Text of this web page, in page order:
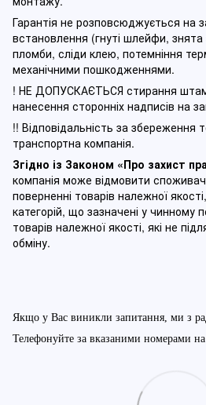
Гарантія не розповсюджується на
встановлення (гнуті шлейфи, знята
пломби, сліди клею, потемніння
механічними пошкодженнями.
! НЕ ДОПУСКАЄТЬСЯ стирання
нанесення сторонніх надписів на
!! Відповідальність за збереження
транспортна компанія.
Згідно із Законом «Про захист
компанія може відмовити
поверненні товарів належної
категорій, що зазначені у чинному п
товарів належної якості, які не
обміну.
Якщо у Вас виникли запитання, ми з
Телефонуйте за вказаними номерами на